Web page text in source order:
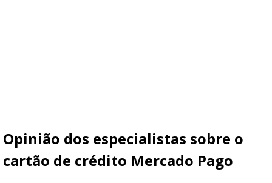
Opinião dos especialistas sobre o
cartão de crédito Mercado Pago